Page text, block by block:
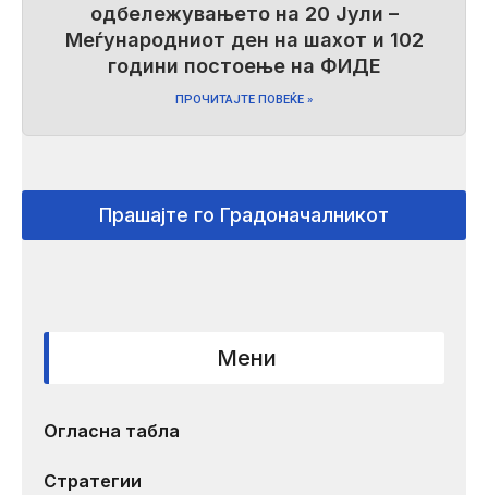
одбележувањето на 20 Јули –
Меѓународниот ден на шахот и 102
години постоење на ФИДЕ
ПРОЧИТАЈТЕ ПОВЕЌЕ »
Прашајте го Градоначалникот
Мени
Огласна табла
Стратегии